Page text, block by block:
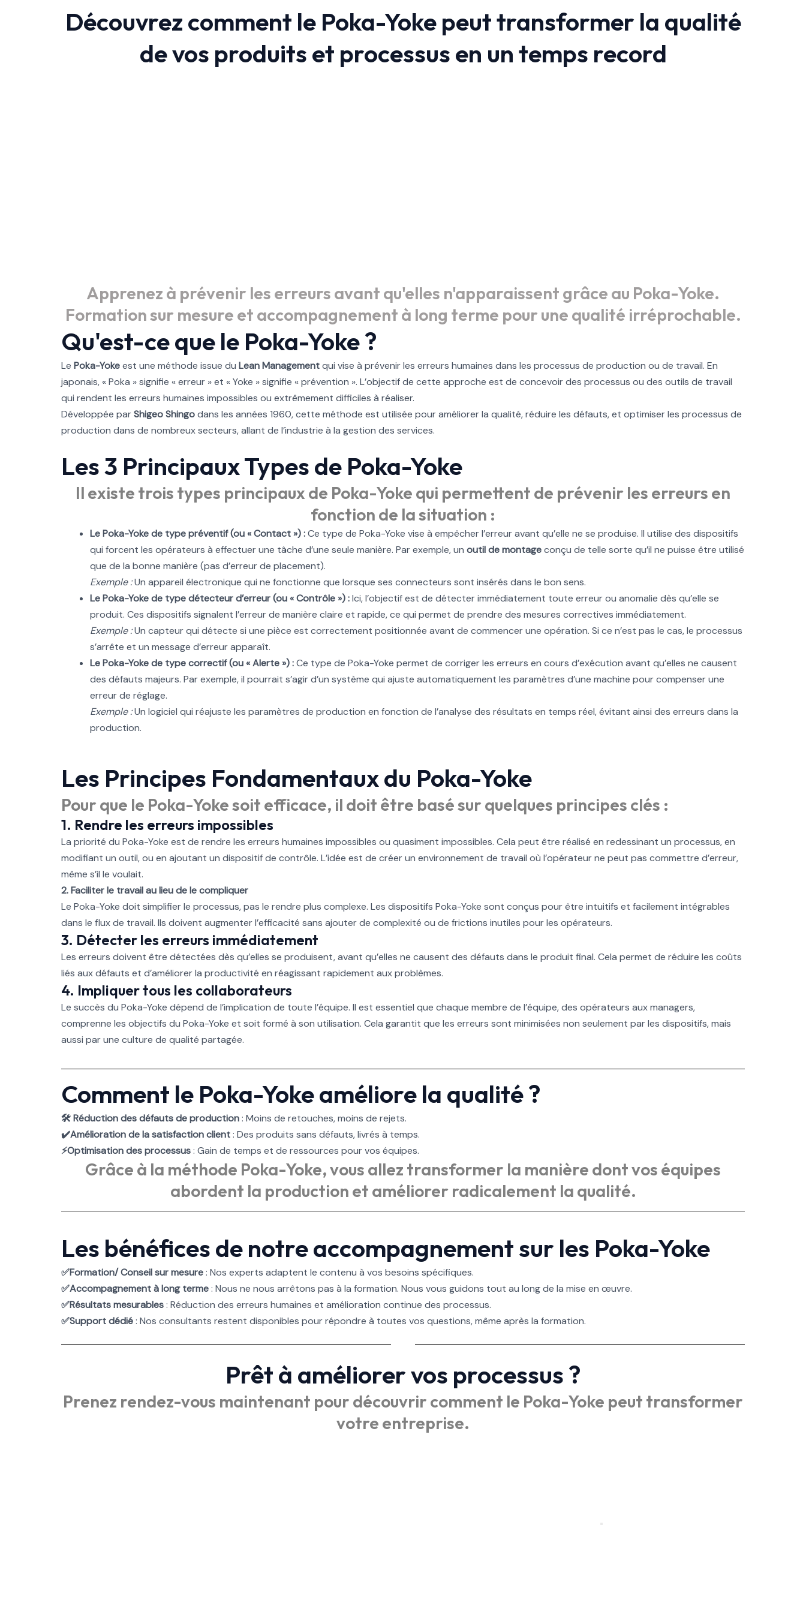
Découvrez comment le Poka-Yoke peut transformer la qualité
de vos produits et processus en un temps record
Apprenez à prévenir les erreurs avant qu'elles n'apparaissent grâce au Poka-Yoke.
Formation sur mesure et accompagnement à long terme pour une qualité irréprochable.
Qu'est-ce que le Poka-Yoke ?
Le Poka-Yokeest une méthode issue du Lean Managementqui vise à prévenir les erreurs humaines dans les processus de production ou de travail. En
japonais, « Poka » signifie « erreur » et « Yoke » signifie « prévention ». L’objectif de cette approche est de concevoir des processus ou des outils de travail
qui rendent les erreurs humaines impossibles ou extrêmement difficiles à réaliser.
Développée parShigeo Shingodans les années 1960, cette méthode est utilisée pour améliorer la qualité, réduire les défauts, et optimiser les processus de
production dans de nombreux secteurs, allant de l’industrie à la gestion des services.
Les 3 Principaux Types de Poka-Yoke
Il existe trois types principaux de Poka-Yoke qui permettent de prévenir les erreurs en
fonction de la situation :
Le Poka-Yoke de type préventif (ou « Contact ») :Ce type de Poka-Yoke vise à empêcher l’erreur avant qu’elle ne se produise. Il utilise des dispositifs
qui forcent les opérateurs à effectuer une tâche d’une seule manière. Par exemple, un outil de montageconçu de telle sorte qu’il ne puisse être utilisé
que de la bonne manière (pas d’erreur de placement).
Exemple :Un appareil électronique qui ne fonctionne que lorsque ses connecteurs sont insérés dans le bon sens.
Le Poka-Yoke de type détecteur d’erreur (ou « Contrôle ») :Ici, l’objectif est de détecter immédiatement toute erreur ou anomalie dès qu’elle se
produit. Ces dispositifs signalent l’erreur de manière claire et rapide, ce qui permet de prendre des mesures correctives immédiatement.
Exemple :Un capteur qui détecte si une pièce est correctement positionnée avant de commencer une opération. Si ce n’est pas le cas, le processus
s’arrête et un message d’erreur apparaît.
Le Poka-Yoke de type correctif (ou « Alerte ») :Ce type de Poka-Yoke permet de corriger les erreurs en cours d’exécution avant qu’elles ne causent
des défauts majeurs. Par exemple, il pourrait s’agir d’un système qui ajuste automatiquement les paramètres d’une machine pour compenser une
erreur de réglage.
Exemple :Un logiciel qui réajuste les paramètres de production en fonction de l’analyse des résultats en temps réel, évitant ainsi des erreurs dans la
production.
Les Principes Fondamentaux du Poka-Yoke
Pour que le Poka-Yoke soit efficace, il doit être basé sur quelques principes clés :
1. Rendre les erreurs impossibles
La priorité du Poka-Yoke est de rendre les erreurs humaines impossibles ou quasiment impossibles. Cela peut être réalisé en redessinant un processus, en
modifiant un outil, ou en ajoutant un dispositif de contrôle. L’idée est de créer un environnement de travail où l’opérateur ne peut pas commettre d’erreur,
même s’il le voulait.
2. Faciliter le travail au lieu de le compliquer
Le Poka-Yoke doit simplifier le processus, pas le rendre plus complexe. Les dispositifs Poka-Yoke sont conçus pour être intuitifs et facilement intégrables
dans le flux de travail. Ils doivent augmenter l’efficacité sans ajouter de complexité ou de frictions inutiles pour les opérateurs.
3. Détecter les erreurs immédiatement
Les erreurs doivent être détectées dès qu’elles se produisent, avant qu’elles ne causent des défauts dans le produit final. Cela permet de réduire les coûts
liés aux défauts et d’améliorer la productivité en réagissant rapidement aux problèmes.
4. Impliquer tous les collaborateurs
Le succès du Poka-Yoke dépend de l’implication de toute l’équipe. Il est essentiel que chaque membre de l’équipe, des opérateurs aux managers,
comprenne les objectifs du Poka-Yoke et soit formé à son utilisation. Cela garantit que les erreurs sont minimisées non seulement par les dispositifs, mais
aussi par une culture de qualité partagée.
Comment le Poka-Yoke améliore la qualité ?
Réduction des défauts de production: Moins de retouches, moins de rejets.
Amélioration de la satisfaction client: Des produits sans défauts, livrés à temps.
Optimisation des processus : Gain de temps et de ressources pour vos équipes.
Grâce à la méthode Poka-Yoke, vous allez transformer la manière dont vos équipes
abordent la production et améliorer radicalement la qualité.
Les bénéfices de notre accompagnement sur les Poka-Yoke
Formation/ Conseil sur mesure: Nos experts adaptent le contenu à vos besoins spécifiques.
Accompagnement à long terme: Nous ne nous arrêtons pas à la formation. Nous vous guidons tout au long de la mise en œuvre.
Résultats mesurables: Réduction des erreurs humaines et amélioration continue des processus.
Support dédié: Nos consultants restent disponibles pour répondre à toutes vos questions, même après la formation.
Prêt à améliorer vos processus ?
Prenez rendez-vous maintenant pour découvrir comment le Poka-Yoke peut transformer
votre entreprise.